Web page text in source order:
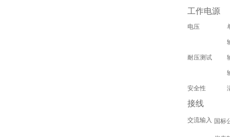
工作电源
电压
耐压测试
安全性
接线
交流输入 国标